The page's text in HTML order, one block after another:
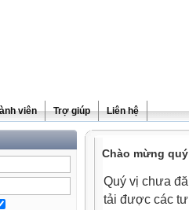
viên Trợ giúp Liên hệ
Chào mừng
Quý vị chưa
tải được các